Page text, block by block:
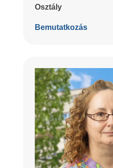
Osztály
Bemutatkozás